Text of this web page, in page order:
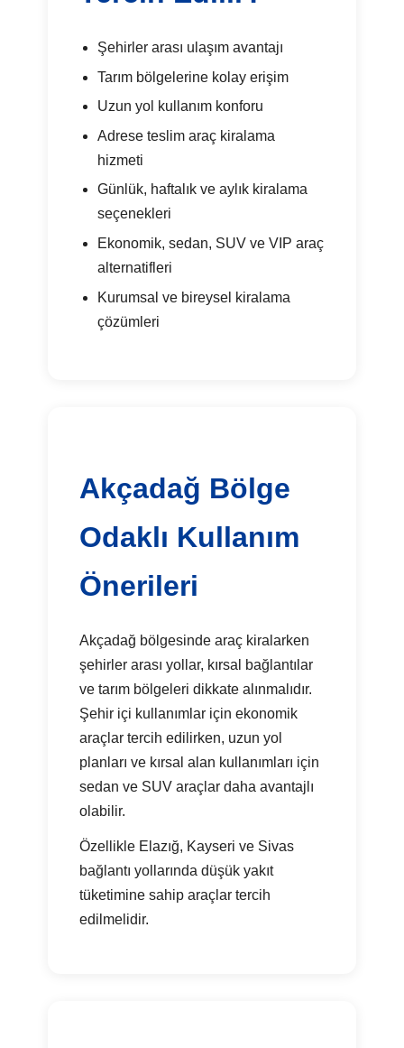
Şehirler arası ulaşım avantajı
Tarım bölgelerine kolay erişim
Uzun yol kullanım konforu
Adrese teslim araç kiralama
hizmeti
Günlük, haftalık ve aylık kiralama
seçenekleri
Ekonomik, sedan, SUV ve VIP araç
alternatifleri
Kurumsal ve bireysel kiralama
çözümleri
Akçadağ Bölge
Odaklı Kullanım
Önerileri
Akçadağ bölgesinde araç kiralarken
şehirler arası yollar, kırsal bağlantılar
ve tarım bölgeleri dikkate alınmalıdır.
Şehir içi kullanımlar için ekonomik
araçlar tercih edilirken, uzun yol
planları ve kırsal alan kullanımları için
sedan ve SUV araçlar daha avantajlı
olabilir.
Özellikle Elazığ, Kayseri ve Sivas
bağlantı yollarında düşük yakıt
tüketimine sahip araçlar tercih
edilmelidir.